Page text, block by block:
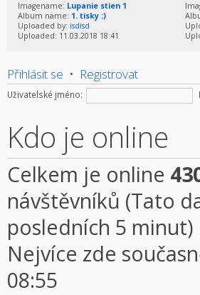
Imagename: Lupanie stien 1
Album name: 1. tisky :)
Uploaded by: isdisd
Uploaded: 11.03.2018 18:41
Přihlásit se • Registrovat
Uživatelské jméno:
Kdo je online
Celkem je online
návštěvníků (Tato
posledních 5 minut)
Nejvíce zde
08:55